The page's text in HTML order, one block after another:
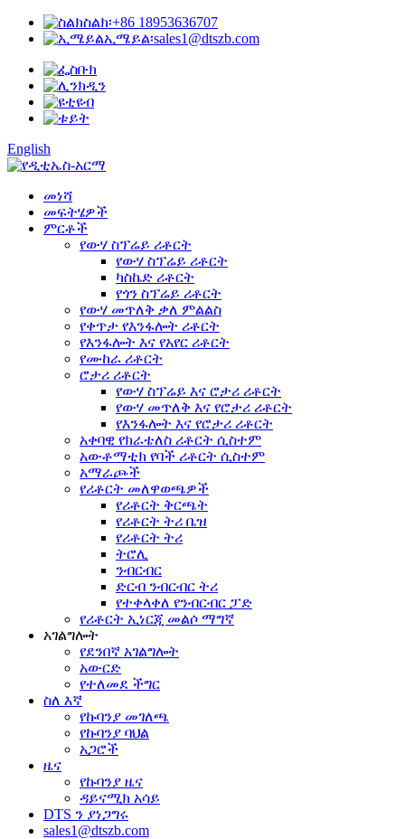
ስልክ፡+86 18953636707
ኢሜይል፡sales1@dtszb.com
English
መነሻ
መፍትሄዎች
ምርቶች
የውሃ ስፕሬይ ሪቶርት
የውሃ ስፕሬይ ሪቶርት
ካስኬድ ሪቶርት
የጎን ስፕሬይ ሪቶርት
የውሃ መጥለቅ ቃለ ምልልስ
የቀጥታ የእንፋሎት ሪቶርት
የእንፋሎት እና የአየር ሪቶርት
የሙከራ ሪቶርት
ሮታሪ ሪቶርት
የውሃ ስፕሬይ እና ሮታሪ ሪቶርት
የውሃ መጥለቅ እና የሮታሪ ሪቶርት
የእንፋሎት እና የሮታሪ ሪቶርት
አቀባዊ የክራቴለስ ሪቶርት ሲስተም
አውቶማቲክ የባች ሪቶርት ሲስተም
አማራጮች
የሪቶርት መለዋወጫዎች
የሪቶርት ቅርጫት
የሪቶርት ትሪ ቤዝ
የሪቶርት ትሪ
ትሮሊ
ንብርብር
ድርብ ንብርብር ትሪ
የተቀላቀለ የንብርብር ፓድ
የሪቶርት ኢነርጂ መልሶ ማግኛ
አገልግሎት
የደንበኛ አገልግሎት
አውርድ
የተለመደ ችግር
ስለ እኛ
የኩባንያ መገለጫ
የኩባንያ ባህል
አጋሮች
ዜና
የኩባንያ ዜና
ዳይናሚክ አሳይ
DTS ን ያነጋግሩ
sales1@dtszb.com